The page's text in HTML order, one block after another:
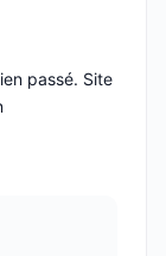
passé. Site